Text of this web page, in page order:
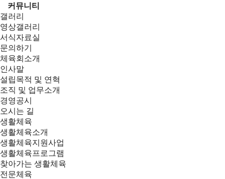
커뮤니티
갤러리
영상갤러리
서식자료실
문의하기
체육회소개
인사말
설립목적 및 연혁
조직 및 업무소개
경영공시
오시는 길
생활체육
생활체육소개
생활체육지원사업
생활체육프로그램
찾아가는 생활체육
전문체육